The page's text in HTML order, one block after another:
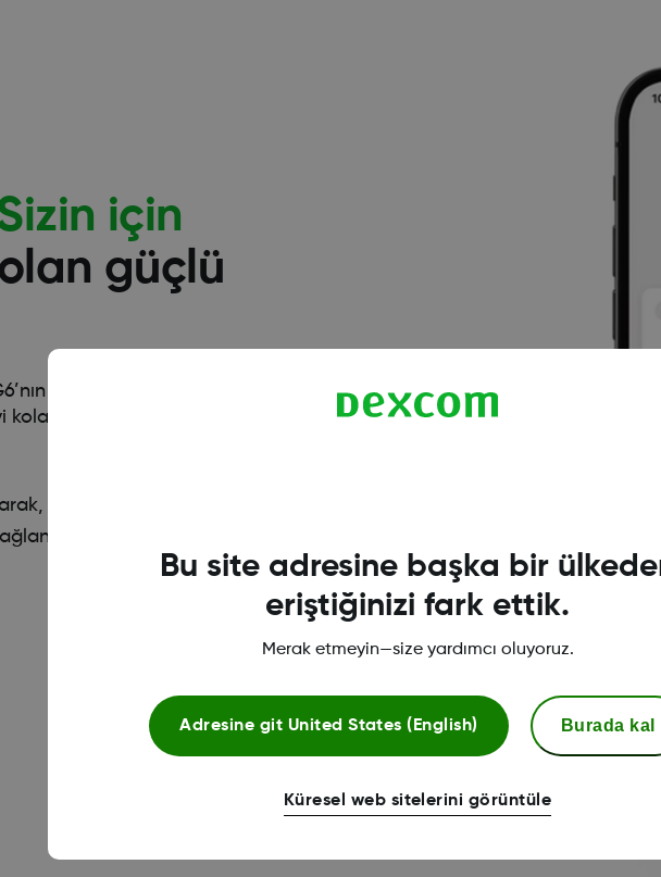
için
güçlü
tüm avantajlarından yararlanabilir
yeni özelliklere sahip
Dexcom G7 daha küçük, doğru
sahip bir cihazdır.
Bu site adresine başka bir
eriştiğinizi fark ettik.
Merak etmeyin—size yardımcı oluyoruz.
Adresine git United States (English) Burada kal
Küresel web sitelerini görüntüle